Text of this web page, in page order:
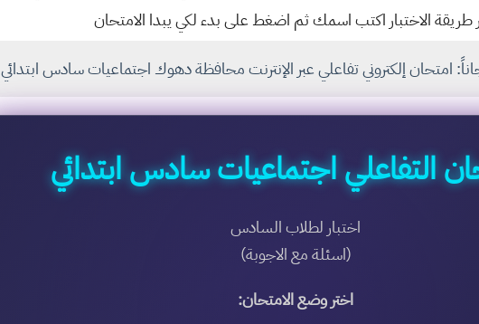
الاختبار اكتب اسمك ثم اضغط على بدء لكي يبدا الامتحان
امتحان إلكتروني تفاعلي عبر الإنترنت محافظة دهوك اجتماعيات سادس ابتدائي
التفاعلي اجتماعيات سادس ابتدائي
اختبار لطلاب السادس
(اسئلة مع الاجوبة)
اختر وضع الامتحان: